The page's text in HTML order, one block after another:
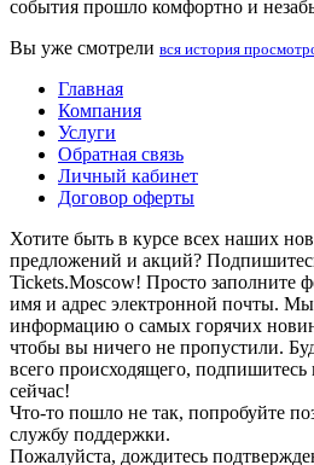
события прошло комфортно и
Вы уже смотрели вся история
Главная
Компания
Услуги
Обратная связь
Личный кабинет
Договор оферты
Хотите быть в курсе всех наших
предложений и акций?
Tickets.Moscow! Просто заполните
имя и адрес электронной почты. Мы
информацию о самых горячих
чтобы вы ничего не пропустили.
всего происходящего,
сейчас!
Что-то пошло не так, попробуйте
службу поддержки.
Пожалуйста, дождитесь